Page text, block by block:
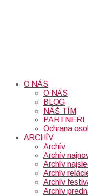
O NÁS
O NÁS
BLOG
NÁŠ TÍM
PARTNERI
Ochrana
ARCHÍV
Archív
Archív
Archív
Archív
Archív
Archív